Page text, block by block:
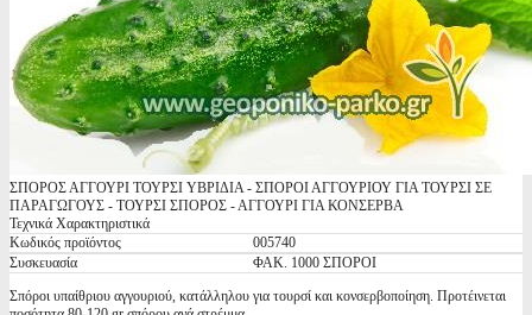
ΣΠΟΡΟΣ ΑΓΓΟΥΡΙ ΤΟΥΡΣΙ ΥΒΡΙΔΙΑ - ΣΠΟΡΟΙ ΑΓΓΟΥΡΙΟΥ ΓΙΑ ΤΟΥΡΣΙ ΣΕ
ΠΑΡΑΓΩΓΟΥΣ - ΤΟΥΡΣΙ ΣΠΟΡΟΣ - ΑΓΓΟΥΡΙ ΓΙΑ ΚΟΝΣΕΡΒΑ
Τεχνικά Χαρακτηριστικά
Κωδικός προϊόντος
005740
Συσκευασία
ΦΑΚ. 1000 ΣΠΟΡΟΙ
Σπόροι υπαίθριου αγγουριού, κατάλληλου για τουρσί και κονσερβοποίηση. Προτέινεται